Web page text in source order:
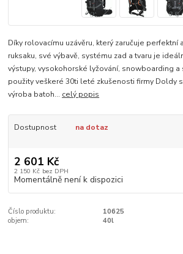
Díky rolovacímu uzávěru, který zaručuje perfektní
ruksaku, své výbavě, systému zad a tvaru je
výstupy, vysokohorské lyžování, snowboarding a
použity veškeré 30ti leté zkušenosti firmy Doldy
výroba batoh... celý popis
Dostupnost na dotaz
2 601 Kč
2 150 Kč bez DPH
Momentálně není k dispozici
Číslo produktu:
10625
objem:
40l